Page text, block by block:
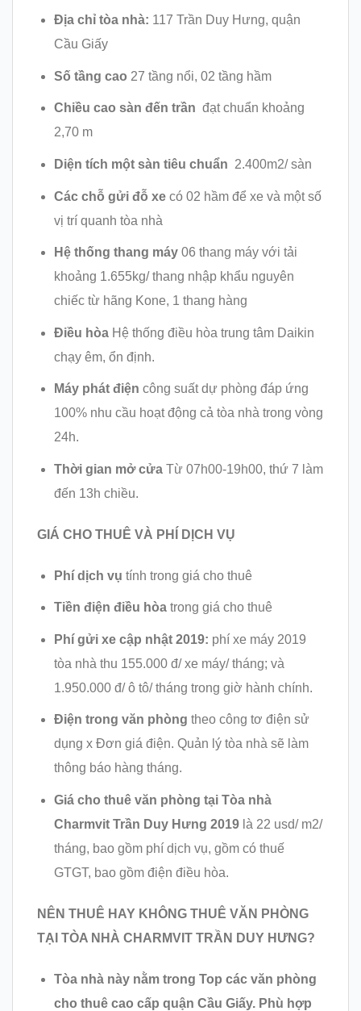
Địa chỉ tòa nhà: 117 Trần Duy Hưng, quận
Cầu Giấy
Số tầng cao 27 tầng nổi, 02 tầng hầm
Chiều cao sàn đến trần đạt chuẩn khoảng
2,70 m
Diện tích một sàn tiêu chuẩn 2.400m2/ sàn
Các chỗ gửi đỗ xe có 02 hầm để xe và một số
vị trí quanh tòa nhà
Hệ thống thang máy 06 thang máy với tải
khoảng 1.655kg/ thang nhập khẩu nguyên
chiếc từ hãng Kone, 1 thang hàng
Điều hòa Hệ thống điều hòa trung tâm Daikin
chạy êm, ổn định.
Máy phát điện công suất dự phòng đáp ứng
100% nhu cầu hoạt động cả tòa nhà trong vòng
24h.
Thời gian mở cửa Từ 07h00-19h00, thứ 7 làm
đến 13h chiều.
GIÁ CHO THUÊ VÀ PHÍ DỊCH VỤ
Phí dịch vụ tính trong giá cho thuê
Tiền điện điều hòa trong giá cho thuê
Phí gửi xe cập nhật 2019: phí xe máy 2019
tòa nhà thu 155.000 đ/ xe máy/ tháng; và
1.950.000 đ/ ô tô/ tháng trong giờ hành chính.
Điện trong văn phòng theo công tơ điện sử
dụng x Đơn giá điện. Quản lý tòa nhà sẽ làm
thông báo hàng tháng.
Giá cho thuê văn phòng tại Tòa nhà
Charmvit Trần Duy Hưng 2019 là 22 usd/ m2/
tháng, bao gồm phí dịch vụ, gồm có thuế
GTGT, bao gồm điện điều hòa.
NÊN THUÊ HAY KHÔNG THUÊ VĂN PHÒNG
TẠI TÒA NHÀ CHARMVIT TRẦN DUY HƯNG?
Tòa nhà này nằm trong Top các văn phòng
cho thuê cao cấp quận Cầu Giấy. Phù hợp